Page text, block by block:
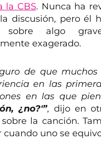
la CBS. Nunca ha
discusión, pero él
algo
exagerado.
de que
en las
en las que
¿no?'”, dijo en
la canción.
cuando uno se